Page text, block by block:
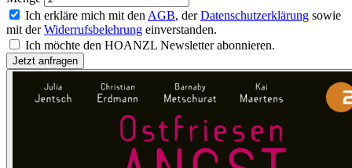
Ich erkläre mich mit den AGB, derDatenschutzerklärung sowie
mit derWiderrufsbelehrung einverstanden.
Ich möchte den HOANZL Newsletter abonnieren.